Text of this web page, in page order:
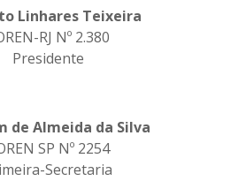
Linhares Teixeira
RJ Nº 2.380
Presidente
de Almeida da Silva
SP Nº 2254
Secretaria